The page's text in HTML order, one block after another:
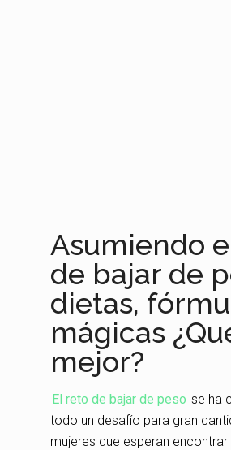
Asumiendo
de bajar de
dietas,
mágicas
mejor?
El reto de bajar de peso se ha
todo un desafío para gran
mujeres que esperan